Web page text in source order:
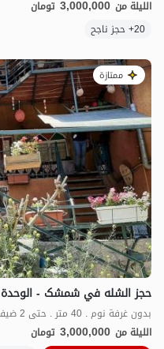
4مليون ت
الليلة من 3,000,000 تومان
20+ حجز ناجح
ممتازة
حجز الشله في شمشک - الوحدة 8
بدون غرفة نوم . 40 متر . حتى 2 ضيف
الليلة من 3,000,000 تومان